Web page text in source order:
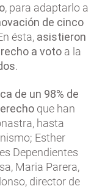
, para adaptarlo a
de cinco
ésta, asistieron
a voto a la
.
de un 98% de
que han
hasta
Esther
Dependientes
Maria Parera,
director de